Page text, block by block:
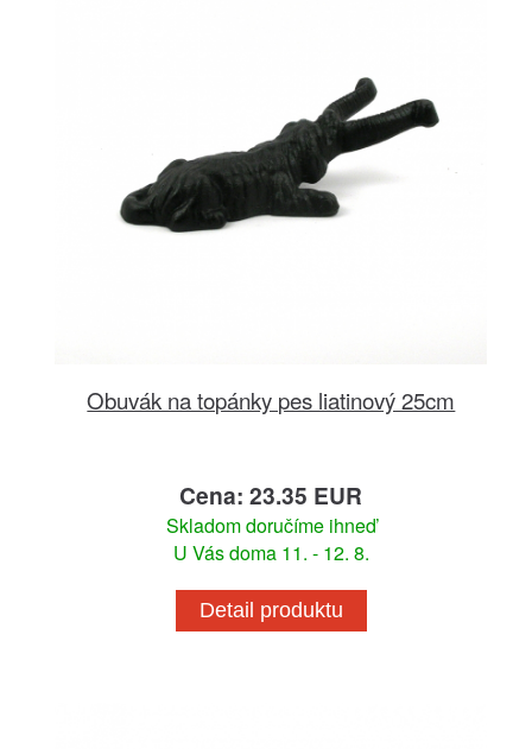
Obuvák na topánky pes liatinový 25cm
Cena: 23.35 EUR
Skladom doručíme ihneď
U Vás doma 11. - 12. 8.
Detail produktu